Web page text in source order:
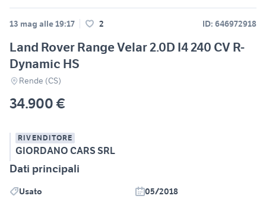
13 mag alle 19:17 2 ID: 646972918
Land Rover Range Velar 2.0D I4 240 CV R-
Dynamic HS
Rende (CS)
34.900 €
RIVENDITORE
GIORDANO CARS SRL
Dati principali
Usato
05/2018